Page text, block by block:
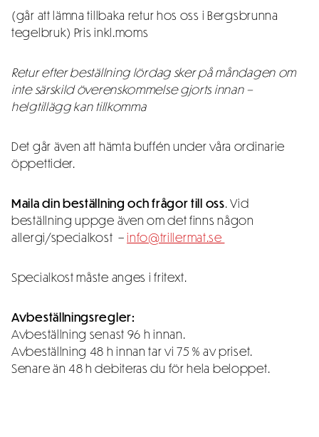
(går att lämna tillbaka retur hos oss i Bergsbrunna
tegelbruk) Pris inkl.moms
Retur efter beställning lördag sker på måndagen om
inte särskild överenskommelse gjorts innan –
helgtillägg kan tillkomma
Det går även att hämta buffén under våra ordinarie
öppettider.
Maila din beställning och frågor till oss. Vid
beställning uppge även om det finns någon
allergi/specialkost –info@trillermat.se
Specialkost måste anges i fritext.
Avbeställningsregler:
Avbeställning senast 96 h innan.
Avbeställning 48 h innan tar vi 75 % av priset.
Senare än 48 h debiteras du för hela beloppet.